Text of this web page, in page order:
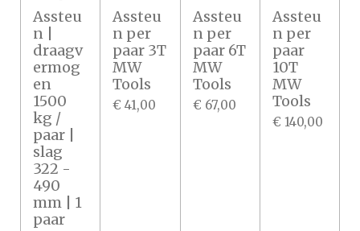
Assteu
n |
draagv
ermog
en
1500
kg /
paar |
slag
322 -
490
mm | 1
paar
Assteu
n per
paar 3T
MW
Tools
€ 41,00
Assteu
n per
paar 6T
MW
Tools
€ 67,00
Assteu
n per
paar
10T
MW
Tools
€ 140,00